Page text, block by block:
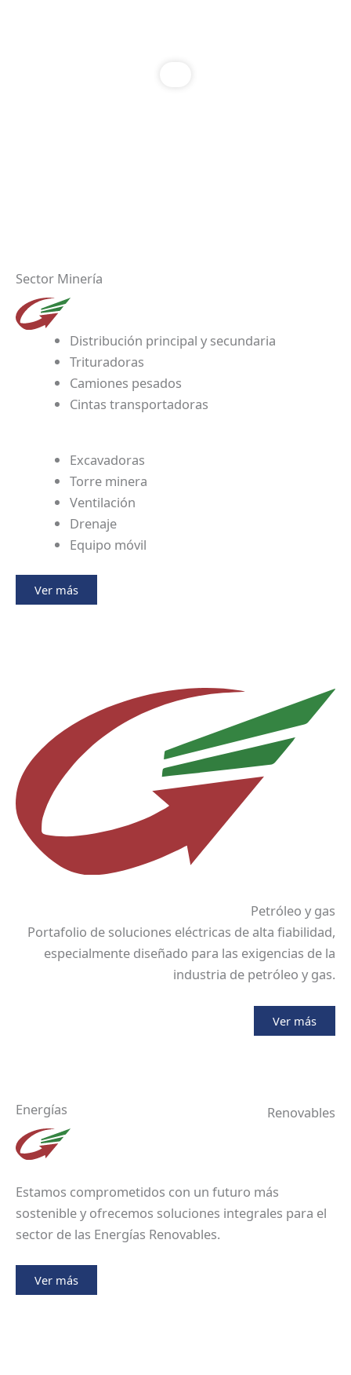
Sector Minería
Distribución principal y secundaria
Trituradoras
Camiones pesados
Cintas transportadoras
Excavadoras
Torre minera
Ventilación
Drenaje
Equipo móvil
Ver más
Petróleo y gas
Portafolio de soluciones eléctricas de alta fiabilidad,
especialmente diseñado para las exigencias de la
industria de petróleo y gas.
Ver más
Energías Renovables
Estamos comprometidos con un futuro más
sostenible y ofrecemos soluciones integrales para el
sector de las Energías Renovables.
Ver más